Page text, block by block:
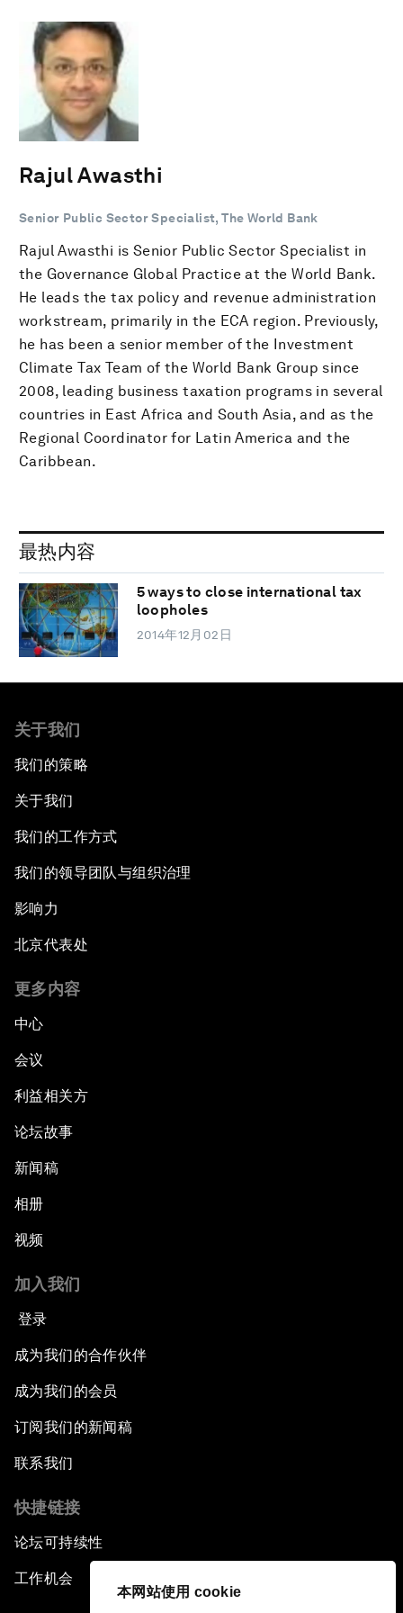
本网站使用 cookie
Rajul Awasthi
Senior Public Sector Specialist, The World Bank
Rajul Awasthi is Senior Public Sector Specialist in
the Governance Global Practice at the World Bank.
He leads the tax policy and revenue administration
workstream, primarily in the ECA region. Previously,
he has been a senior member of the Investment
Climate Tax Team of the World Bank Group since
2008, leading business taxation programs in several
countries in East Africa and South Asia, and as the
Regional Coordinator for Latin America and the
Caribbean.
最热内容
5 ways to close international tax
loopholes
2014年12月02日
关于我们
我们的策略
关于我们
我们的工作方式
我们的领导团队与组织治理
影响力
北京代表处
更多内容
中心
会议
利益相关方
论坛故事
新闻稿
相册
视频
加入我们
登录
成为我们的合作伙伴
成为我们的会员
订阅我们的新闻稿
联系我们
快捷链接
论坛可持续性
工作机会